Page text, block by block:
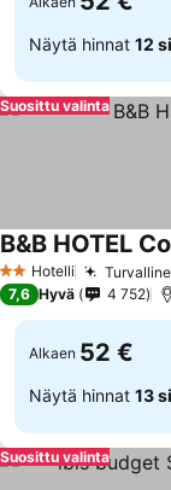
Näytä hinnat 12
Suosittu valinta
2 Tähtiluokitus
Hotelli
B&B HOTEL
7,6 Hyvä 4 752
Alkaen 52 €
Näytä hinnat 13
Suosittu valinta